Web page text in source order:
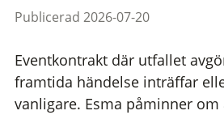
Publicerad 2026-07-20
Eventkontrakt där utfallet
framtida händelse inträffar
vanligare. Esma påminner om